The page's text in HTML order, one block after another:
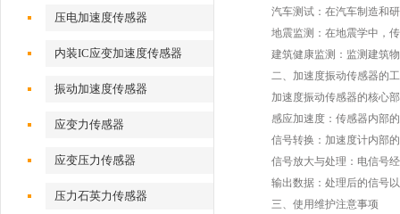
压电加速度传感器
内装IC应变加速度传感器
振动加速度传感器
应变力传感器
应变压力传感器
压力石英力传感器
汽车测试：在汽车制造和研
地震监测：在地震学中，传
建筑健康监测：监测建筑物
二、加速度振动传感器的工
加速度振动传感器的核心部
感应加速度：传感器内部的
信号转换：加速度计内部的
信号放大与处理：电信号经
输出数据：处理后的信号以
三、使用维护注意事项